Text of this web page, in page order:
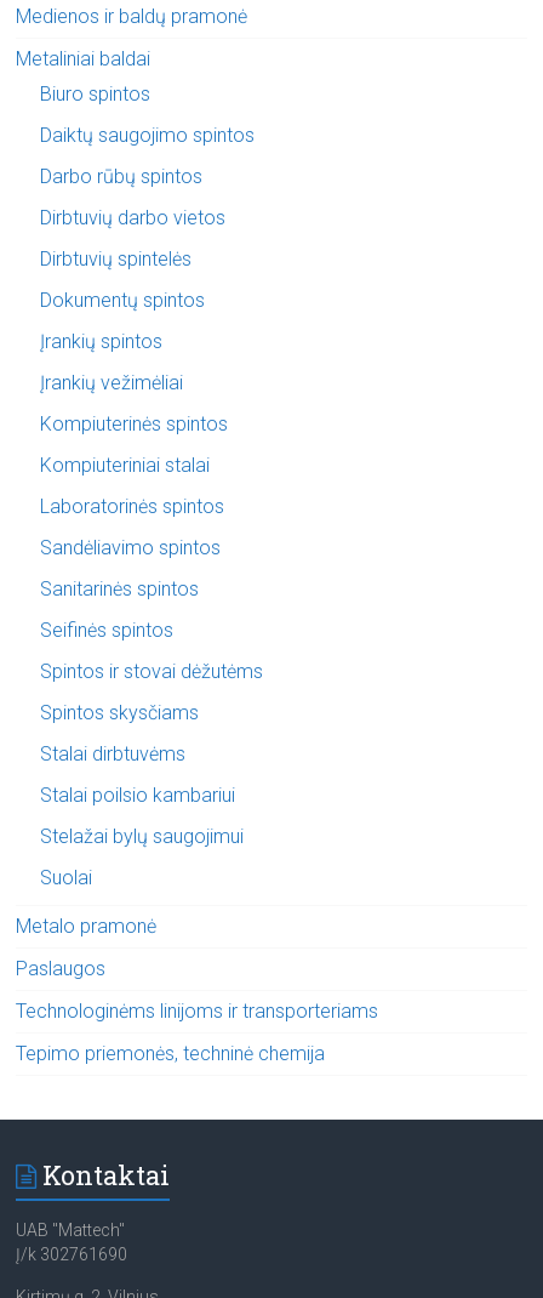
Medienos ir baldų pramonė
Metaliniai baldai
Biuro spintos
Daiktų saugojimo spintos
Darbo rūbų spintos
Dirbtuvių darbo vietos
Dirbtuvių spintelės
Dokumentų spintos
Įrankių spintos
Įrankių vežimėliai
Kompiuterinės spintos
Kompiuteriniai stalai
Laboratorinės spintos
Sandėliavimo spintos
Sanitarinės spintos
Seifinės spintos
Spintos ir stovai dėžutėms
Spintos skysčiams
Stalai dirbtuvėms
Stalai poilsio kambariui
Stelažai bylų saugojimui
Suolai
Metalo pramonė
Paslaugos
Technologinėms linijoms ir transporteriams
Tepimo priemonės, techninė chemija
Kontaktai
UAB "Mattech"
Į/k 302761690